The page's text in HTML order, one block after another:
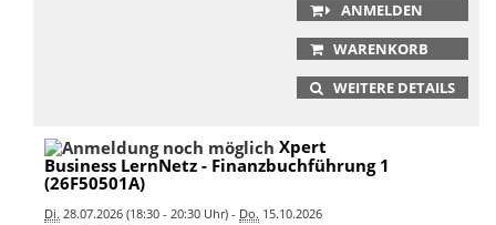
ANMELDEN
WARENKORB
WEITERE DETAILS
Xpert
Business LernNetz - Finanzbuchführung 1
(26F50501A)
Di. 28.07.2026 (18:30 - 20:30 Uhr) - Do. 15.10.2026